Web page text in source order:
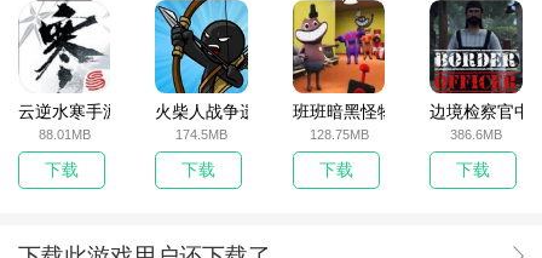
云逆水寒手游
88.01MB
下载
火柴人战争遗产无敌版
174.5MB
下载
班班暗黑怪物生存挑战5
128.75MB
下载
边境检察官中
386.6MB
下载